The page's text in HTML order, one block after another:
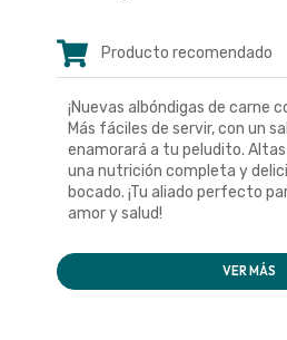
Producto recomendado
¡Nuevas albóndigas de carne
Más fáciles de servir, con un
enamorará a tu peludito.
una nutrición completa y
bocado. ¡Tu aliado perfecto
amor y salud!
VER MÁS